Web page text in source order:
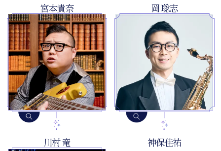
宮本貴奈 岡 聡志
川村 竜 神保佳祐